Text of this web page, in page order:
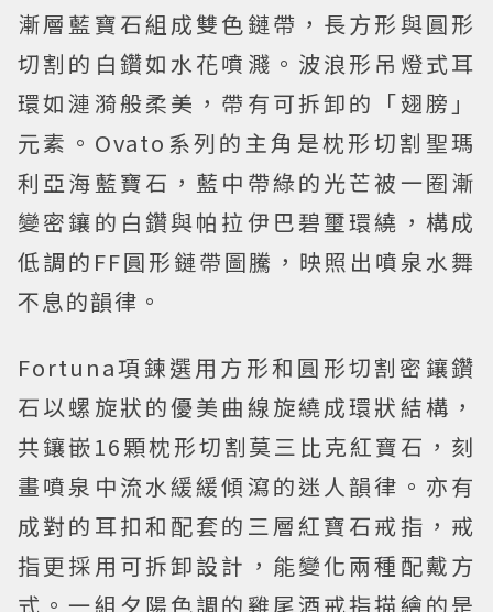
漸層藍寶石組成雙色鏈帶，長方形與圓形
切割的白鑽如水花噴濺。波浪形吊燈式耳
環如漣漪般柔美，帶有可拆卸的「翅膀」
元素。Ovato系列的主角是枕形切割聖瑪
利亞海藍寶石，藍中帶綠的光芒被一圈漸
變密鑲的白鑽與帕拉伊巴碧璽環繞，構成
低調的FF圓形鏈帶圖騰，映照出噴泉水舞
不息的韻律。
Fortuna項鍊選用方形和圓形切割密鑲鑽
石以螺旋狀的優美曲線旋繞成環狀結構，
共鑲嵌16顆枕形切割莫三比克紅寶石，刻
畫噴泉中流水緩緩傾瀉的迷人韻律。亦有
成對的耳扣和配套的三層紅寶石戒指，戒
指更採用可拆卸設計，能變化兩種配戴方
式。一組夕陽色調的雞尾酒戒指描繪的是